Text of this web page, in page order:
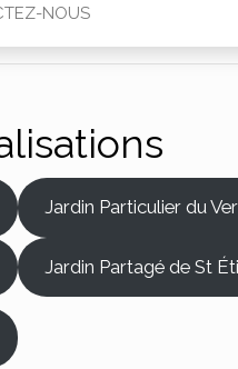
NOUS
Jardin Particulier du
Jardin Partagé de St